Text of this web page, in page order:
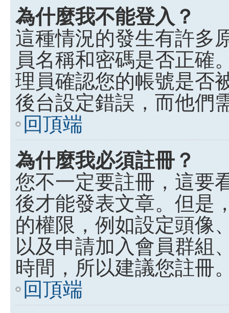
為什麼我不能登入？
這種情況的發生有許多
員名稱和密碼是否正確
理員確認您的帳號是否
後台設定錯誤，而他們
回頂端
為什麼我必須註冊？
您不一定要註冊，這要
後才能發表文章。但是
的權限，例如設定頭像
以及申請加入會員群組
時間，所以建議您註冊
回頂端